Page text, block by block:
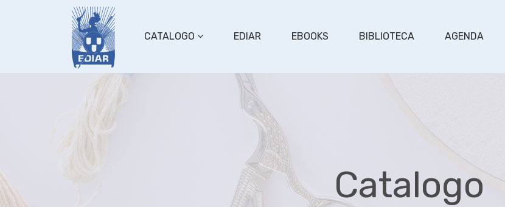
CATALOGO EDIAR EBOOKS BIBLIOTECA AGENDA
Catalogo